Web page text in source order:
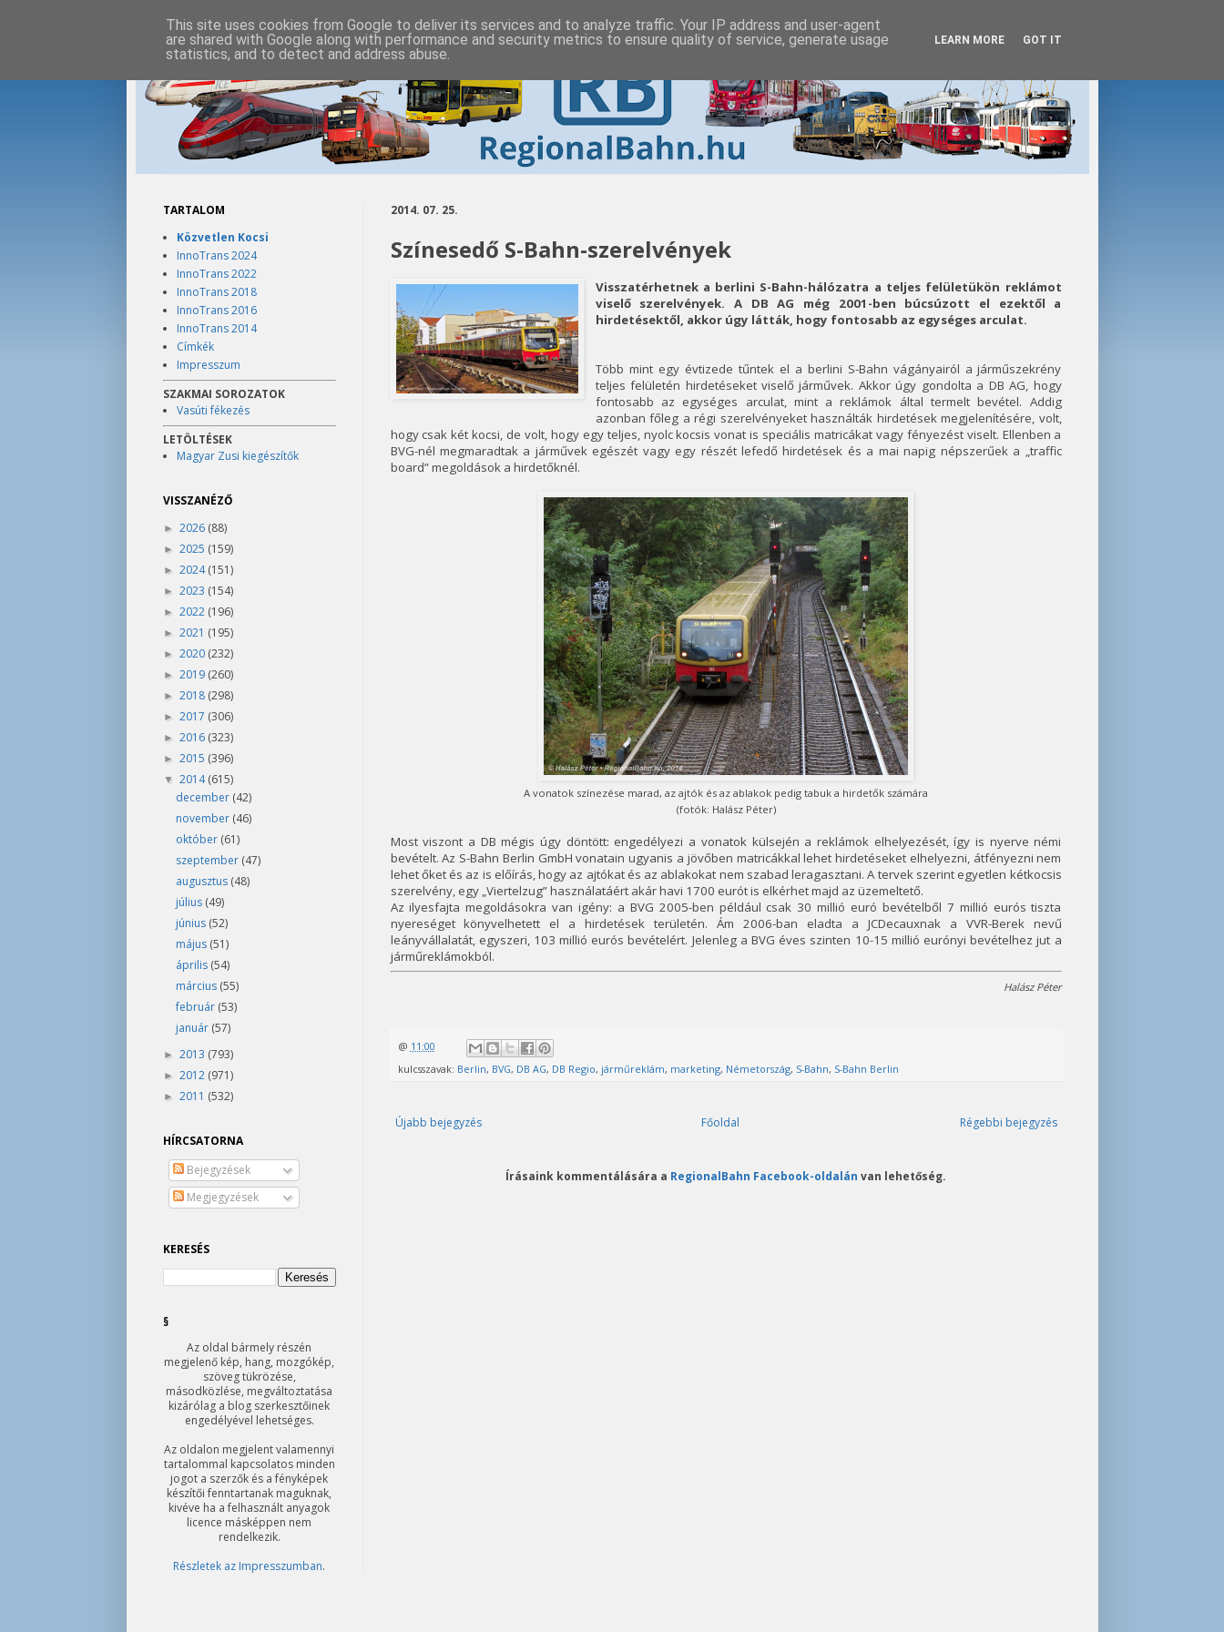
2014. 07. 25.
Színesedő S-Bahn-szerelvények
Visszatérhetnek a berlini S-Bahn-hálózatra a teljes felületükön reklámot
viselő szerelvények. A DB AG még 2001-ben búcsúzott el ezektől a
hirdetésektől, akkor úgy látták, hogy fontosabb az egységes arculat.
Több mint egy évtizede tűntek el a berlini S-Bahn vágányairól a járműszekrény
teljes felületén hirdetéseket viselő járművek. Akkor úgy gondolta a DB AG, hogy
fontosabb az egységes arculat, mint a reklámok által termelt bevétel. Addig
azonban főleg a régi szerelvényeket használták hirdetések megjelenítésére, volt,
hogy csak két kocsi, de volt, hogy egy teljes, nyolc kocsis vonat is speciális matricákat vagy fényezést viselt. Ellenben a
BVG-nél megmaradtak a járművek egészét vagy egy részét lefedő hirdetések és a mai napig népszerűek a „traffic
board” megoldások a hirdetőknél.
A vonatok színezése marad, az ajtók és az ablakok pedig tabuk a hirdetők számára
(fotók: Halász Péter)
Most viszont a DB mégis úgy döntött: engedélyezi a vonatok külsején a reklámok elhelyezését, így is nyerve némi
bevételt. Az S-Bahn Berlin GmbH vonatain ugyanis a jövőben matricákkal lehet hirdetéseket elhelyezni, átfényezni nem
lehet őket és az is előírás, hogy az ajtókat és az ablakokat nem szabad leragasztani. A tervek szerint egyetlen kétkocsis
szerelvény, egy „Viertelzug” használatáért akár havi 1700 eurót is elkérhet majd az üzemeltető.
Az ilyesfajta megoldásokra van igény: a BVG 2005-ben például csak 30 millió euró bevételből 7 millió eurós tiszta
nyereséget könyvelhetett el a hirdetések területén. Ám 2006-ban eladta a JCDecauxnak a VVR-Berek nevű
leányvállalatát, egyszeri, 103 millió eurós bevételért. Jelenleg a BVG éves szinten 10-15 millió eurónyi bevételhez jut a
járműreklámokból.
Halász Péter
@ 11:00
kulcsszavak: Berlin, BVG, DB AG, DB Regio, járműreklám, marketing, Németország, S-Bahn, S-Bahn Berlin
Újabb bejegyzés Régebbi bejegyzés
Főoldal
Írásaink kommentálására a RegionalBahn Facebook-oldalán van lehetőség.
TARTALOM
Közvetlen Kocsi
InnoTrans 2024
InnoTrans 2022
InnoTrans 2018
InnoTrans 2016
InnoTrans 2014
Címkék
Impresszum
SZAKMAI SOROZATOK
Vasúti fékezés
LETÖLTÉSEK
Magyar Zusi kiegészítők
VISSZANÉZŐ
► 2026 (88)
► 2025 (159)
► 2024(151)
► 2023 (154)
► 2022 (196)
► 2021 (195)
► 2020 (232)
► 2019 (260)
► 2018 (298)
► 2017 (306)
► 2016 (323)
► 2015 (396)
▼ 2014(615)
december (42)
november (46)
október (61)
szeptember (47)
augusztus (48)
július (49)
június (52)
május (51)
április (54)
március (55)
február (53)
január (57)
► 2013 (793)
► 2012 (971)
► 2011 (532)
HÍRCSATORNA
Bejegyzések
Megjegyzések
KERESÉS
§
Az oldal bármely részén
megjelenő kép, hang, mozgókép,
szöveg tükrözése,
másodközlése, megváltoztatása
kizárólag a blog szerkesztőinek
engedélyével lehetséges.
Az oldalon megjelent valamennyi
tartalommal kapcsolatos minden
jogot a szerzők és a fényképek
készítői fenntartanak maguknak,
kivéve ha a felhasznált anyagok
licence másképpen nem
rendelkezik.
Részletek az Impresszumban.
This site uses cookies from Google to deliver its services and to analyze traffic. Your IP address and user-agent
are shared with Google along with performance and security metrics to ensure quality of service, generate usage
statistics, and to detect and address abuse.
LEARN MORE GOT IT